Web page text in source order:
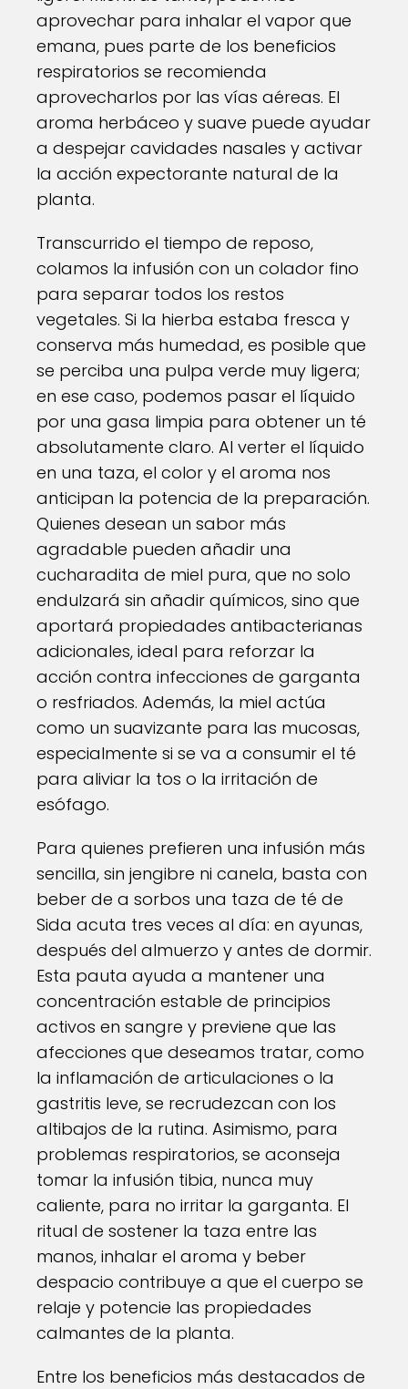
aprovechar para inhalar el vapor que
emana, pues parte de los beneficios
respiratorios se recomienda
aprovecharlos por las vías aéreas. El
aroma herbáceo y suave puede ayudar
a despejar cavidades nasales y activar
la acción expectorante natural de la
planta.
Transcurrido el tiempo de reposo,
colamos la infusión con un colador fino
para separar todos los restos
vegetales. Si la hierba estaba fresca y
conserva más humedad, es posible que
se perciba una pulpa verde muy ligera;
en ese caso, podemos pasar el líquido
por una gasa limpia para obtener un té
absolutamente claro. Al verter el líquido
en una taza, el color y el aroma nos
anticipan la potencia de la preparación.
Quienes desean un sabor más
agradable pueden añadir una
cucharadita de miel pura, que no solo
endulzará sin añadir químicos, sino que
aportará propiedades antibacterianas
adicionales, ideal para reforzar la
acción contra infecciones de garganta
o resfriados. Además, la miel actúa
como un suavizante para las mucosas,
especialmente si se va a consumir el té
para aliviar la tos o la irritación de
esófago.
Para quienes prefieren una infusión más
sencilla, sin jengibre ni canela, basta con
beber de a sorbos una taza de té de
Sida acuta tres veces al día: en ayunas,
después del almuerzo y antes de dormir.
Esta pauta ayuda a mantener una
concentración estable de principios
activos en sangre y previene que las
afecciones que deseamos tratar, como
la inflamación de articulaciones o la
gastritis leve, se recrudezcan con los
altibajos de la rutina. Asimismo, para
problemas respiratorios, se aconseja
tomar la infusión tibia, nunca muy
caliente, para no irritar la garganta. El
ritual de sostener la taza entre las
manos, inhalar el aroma y beber
despacio contribuye a que el cuerpo se
relaje y potencie las propiedades
calmantes de la planta.
Entre los beneficios más destacados de